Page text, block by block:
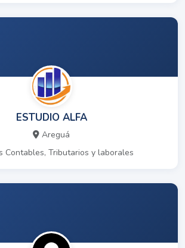
ESTUDIO ALFA
Areguá
Contables, Tributarios y laborales